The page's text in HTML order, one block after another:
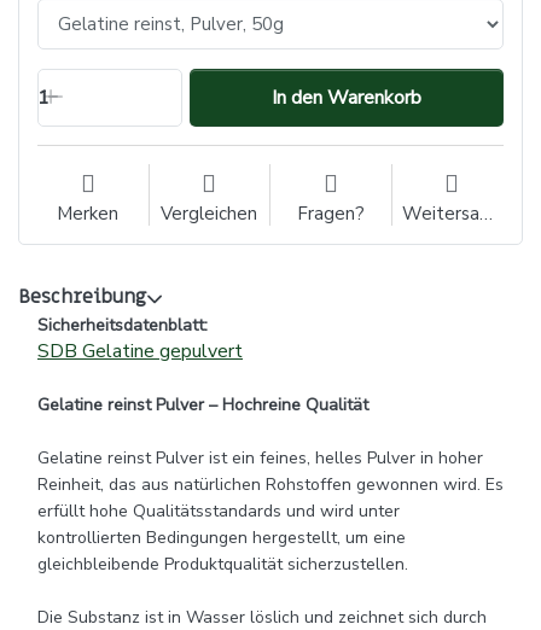
1 In den Warenkorb
Merken Vergleichen Fragen? Weitersagen
Beschreibung
Sicherheitsdatenblatt:
SDB Gelatine gepulvert
Gelatine reinst Pulver – Hochreine Qualität
Gelatine reinst Pulver ist ein feines, helles Pulver in hoher
Reinheit, das aus natürlichen Rohstoffen gewonnen wird. Es
erfüllt hohe Qualitätsstandards und wird unter
kontrollierten Bedingungen hergestellt, um eine
gleichbleibende Produktqualität sicherzustellen.
Die Substanz ist in Wasser löslich und zeichnet sich durch